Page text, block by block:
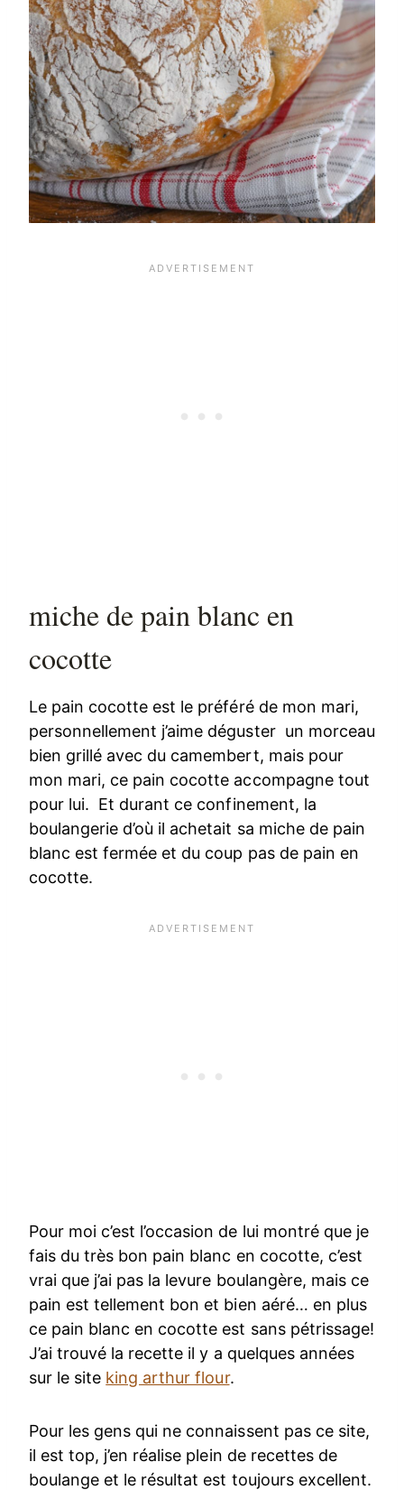
miche de pain blanc en
cocotte
Le pain cocotte est le préféré de mon mari,
personnellement j’aime déguster un morceau
bien grillé avec du camembert, mais pour
mon mari, ce pain cocotte accompagne tout
pour lui. Et durant ce confinement, la
boulangerie d’où il achetait sa miche de pain
blanc est fermée et du coup pas de pain en
cocotte.
Pour moi c’est l’occasion de lui montré que je
fais du très bon pain blanc en cocotte, c’est
vrai que j’ai pas la levure boulangère, mais ce
pain est tellement bon et bien aéré… en plus
ce pain blanc en cocotte est sans pétrissage!
J’ai trouvé la recette il y a quelques années
sur le site king arthur flour.
Pour les gens qui ne connaissent pas ce site,
il est top, j’en réalise plein de recettes de
boulange et le résultat est toujours excellent.